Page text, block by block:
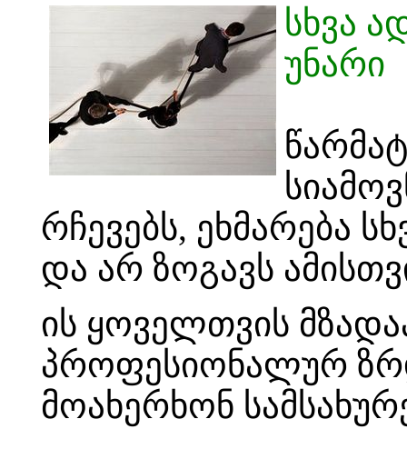
სხვა
უნარი
რჩევებს, ეხმარება
და არ ზოგავს
ის ყოველთვის
პროფესიონალურ
მოახერხონ